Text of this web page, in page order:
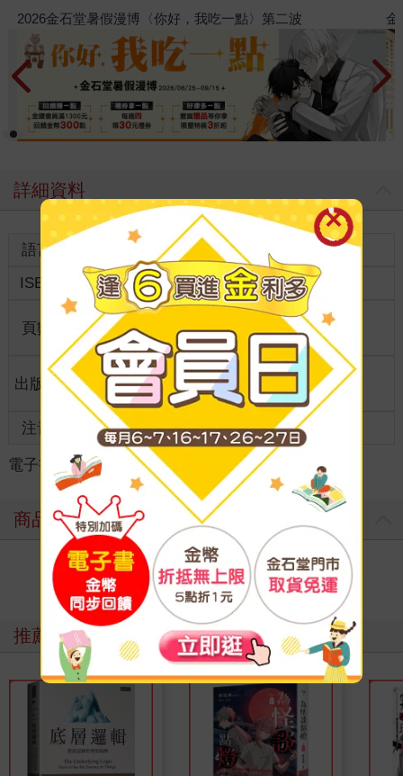
2026金石堂暑假漫博〈你好，我吃一點〉第二波 金
詳細資料
語言
裝訂
ISBN
9789577041906 分級 普通級
頁數 110
商品規
格
26*19
出版地 台灣
適讀年
齡
全齡適讀
注音 級別
電子書 ＞ 參考書 ＞ 其他參考書 ＞ 其他參考書
商品評價
寫評價
推薦必看